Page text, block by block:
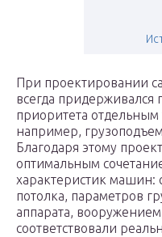
При проектировании
всегда придерживался
приоритета отдельным
например,
Благодаря этому
оптимальным
характеристик машин:
потолка, параметров
аппарата,
соответствовали